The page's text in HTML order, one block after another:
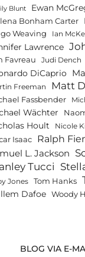
Blunt
Ewan
Bonham Carter
Weaving Ian
Lawrence
Favreau Judi Dench
DiCaprio
Freeman Matt
Fassbender
Wächter
Hoult Nicole
Isaac Ralph
L. Jackson
Tucci
Jones Tom Hanks
Dafoe Woody
BLOG VIA E-